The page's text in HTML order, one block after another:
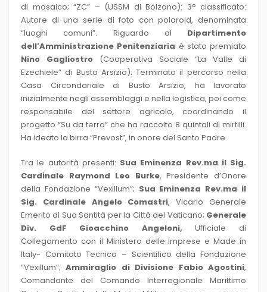
di mosaico; “ZC” – (USSM di Bolzano): 3° classificato:
Autore di una serie di foto con polaroid, denominata
“luoghi comuni”. Riguardo al Dipartimento
dell’Amministrazione Penitenziaria è stato premiato
Nino Gagliostro
(Cooperativa Sociale “La Valle di
Ezechiele” di Busto Arsizio): Terminato il percorso nella
Casa Circondariale di Busto Arsizio, ha lavorato
inizialmente negli assemblaggi e nella logistica, poi come
responsabile del settore agricolo, coordinando il
progetto “Su da terra” che ha raccolto 8 quintali di mirtilli.
Ha ideato la birra “Prevost”, in onore del Santo Padre.
Tra le autorità presenti: Sua Eminenza Rev.ma il Sig.
Cardinale Raymond Leo Burke, Presidente d’Onore
della Fondazione “Vexillum”; Sua Eminenza Rev.ma il
Sig. Cardinale Angelo Comastri, Vicario Generale
Emerito di Sua Santità per la Città del Vaticano; Generale
Div. GdF Gioacchino Angeloni,Ufficiale di
Collegamento con il Ministero delle Imprese e Made in
Italy- Comitato Tecnico – Scientifico della Fondazione
“Vexillum”;Ammiraglio di Divisione Fabio Agostini,
Comandante del Comando Interregionale Marittimo